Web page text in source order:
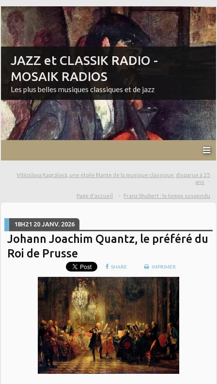
JAZZ et CLASSIK RADIO -
MOSAIK RADIOS
Les plus belles musiques classiques et de jazz
Vítězslava Kaprálová, une étoile filante de la musique classique, disparue à 25
ans
Page d'accueil Franz Shubert : le temps suspendu
18H21 20 JANV. 2026
Johann Joachim Quantz, le préféré du
Roi de Prusse
SHARE IMPRIMER